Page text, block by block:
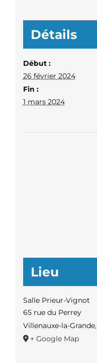
Détails
Début :
26 février 2024
Fin :
1 mars 2024
Lieu
Salle Prieur-Vignot
65 rue du Perrey
Villenauxe-la-Grande,
+ Google Map